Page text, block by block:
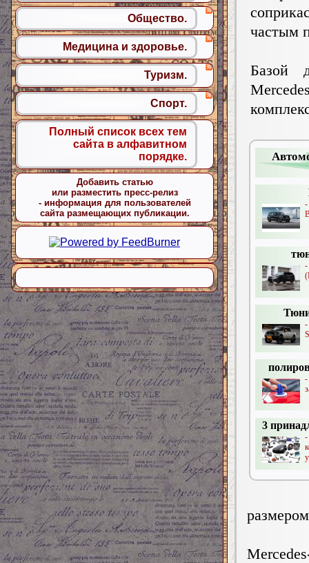
-
-
-
3
-
частым
Базой
Общество.
Медицина и здоровье.
Туризм.
Спорт.
Полный список всех тем
сайта в алфавитном
порядке.
Добавить статью
или разместить пресс-релиз
- информация для пользователей
сайта размещающих публикации.